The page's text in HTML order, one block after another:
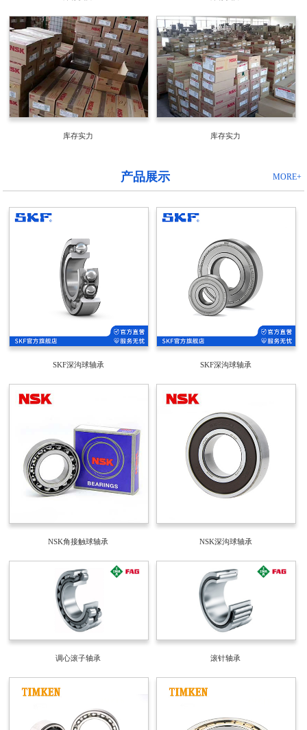
库存实力 库存实力
MORE+
产品展示
SKF深沟球轴承 SKF深沟球轴承
NSK角接触球轴承 NSK深沟球轴承
调心滚子轴承 滚针轴承